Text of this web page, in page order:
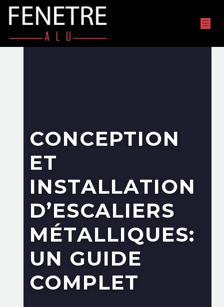
CONCEPTION
ET
INSTALLATION
D’ESCALIERS
MÉTALLIQUES:
UN GUIDE
COMPLET